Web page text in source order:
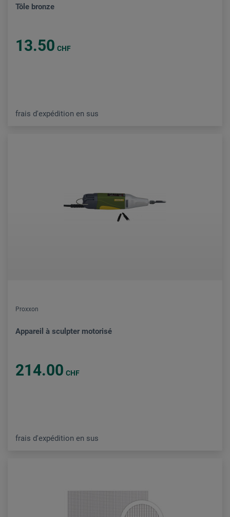
Tôle bronze
13.50 CHF
frais d'expédition en sus
Proxxon
Appareil à sculpter motorisé
214.00 CHF
frais d'expédition en sus